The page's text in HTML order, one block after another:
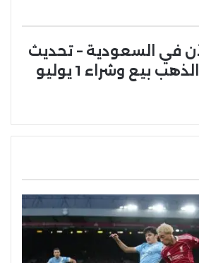
في السعودية – تحديث
لحظي لأسعار الذهب بيع وشراء 1 يوليو